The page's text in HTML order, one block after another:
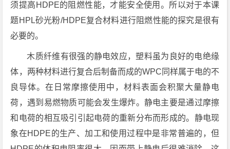
须提高HDPE的阻燃性能，才能安全使用。所以对于本课
题HPL砂光粉/HDPE复合材料进行阻燃性能的探究是很有
必要的。
木质纤维有很强的静电效应，塑料虽为良好的电绝缘
体，两种材料进行复合后制备而成的WPC同样属于电的不
良导体。在日常摩擦使用中，材料表面会积聚大量静电
荷，遇到易燃物质可能会发生爆炸。静电主要是通过摩擦
和电荷的相互吸引引起电荷的重新分布而形成的。静电现
象在HDPE的生产、加工和使用过程中是非常普遍的，但